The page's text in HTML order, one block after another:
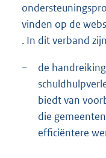
vinden op de
. In dit verband
–
de
biedt van
die
efficiëntere